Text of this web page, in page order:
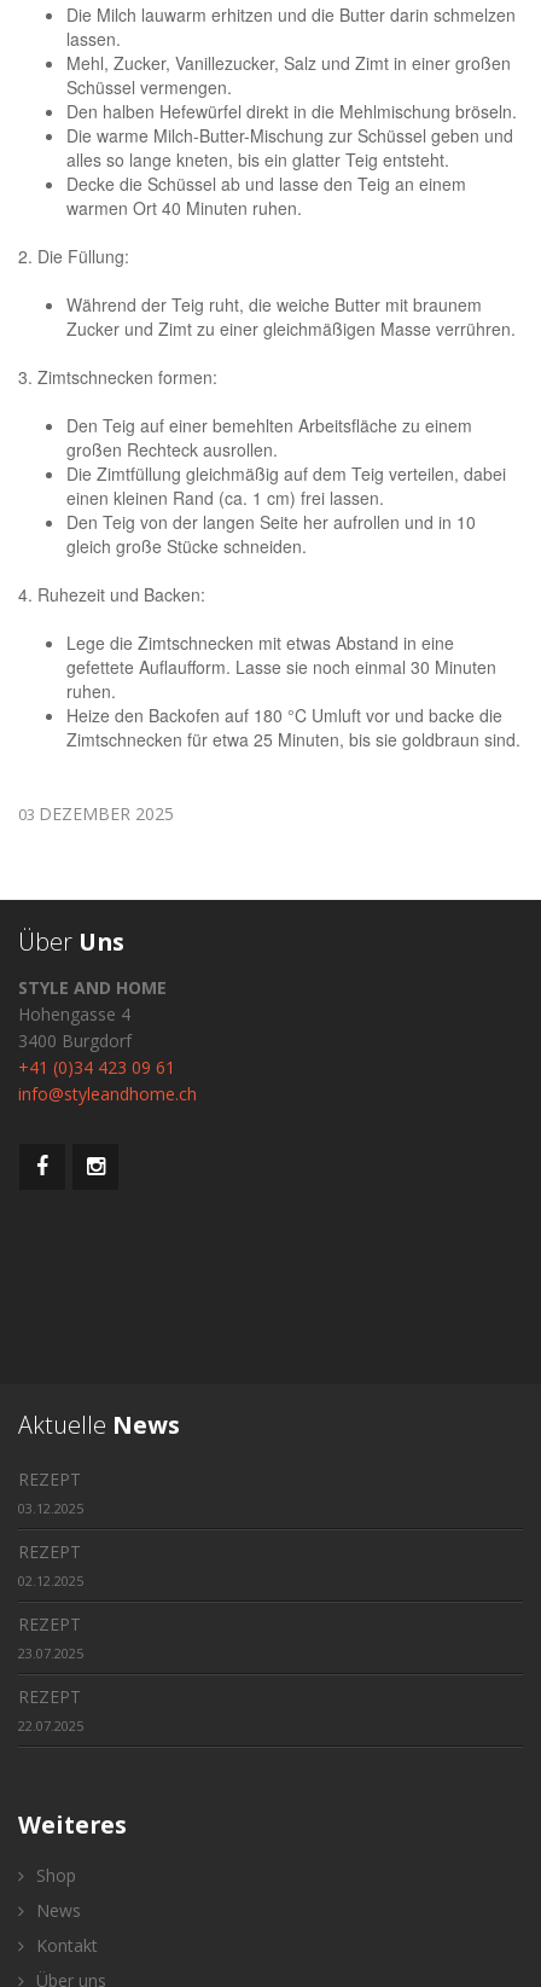
Die Milch lauwarm erhitzen und die Butter darin schmelzen
lassen.
Mehl, Zucker, Vanillezucker, Salz und Zimt in einer großen
Schüssel vermengen.
Den halben Hefewürfel direkt in die Mehlmischung bröseln.
Die warme Milch-Butter-Mischung zur Schüssel geben und
alles so lange kneten, bis ein glatter Teig entsteht.
Decke die Schüssel ab und lasse den Teig an einem
warmen Ort 40 Minuten ruhen.
2. Die Füllung:
Während der Teig ruht, die weiche Butter mit braunem
Zucker und Zimt zu einer gleichmäßigen Masse verrühren.
3. Zimtschnecken formen:
Den Teig auf einer bemehlten Arbeitsfläche zu einem
großen Rechteck ausrollen.
Die Zimtfüllung gleichmäßig auf dem Teig verteilen, dabei
einen kleinen Rand (ca. 1 cm) frei lassen.
Den Teig von der langen Seite her aufrollen und in 10
gleich große Stücke schneiden.
4. Ruhezeit und Backen:
Lege die Zimtschnecken mit etwas Abstand in eine
gefettete Auflaufform. Lasse sie noch einmal 30 Minuten
ruhen.
Heize den Backofen auf 180 °C Umluft vor und backe die
Zimtschnecken für etwa 25 Minuten, bis sie goldbraun sind.
03 DEZEMBER 2025
Über Uns
STYLE AND HOME
Hohengasse 4
3400 Burgdorf
+41 (0)34 423 09 61
info@styleandhome.ch
Aktuelle News
REZEPT
03.12.2025
REZEPT
02.12.2025
REZEPT
23.07.2025
REZEPT
22.07.2025
Weiteres
Shop
News
Kontakt
Über uns